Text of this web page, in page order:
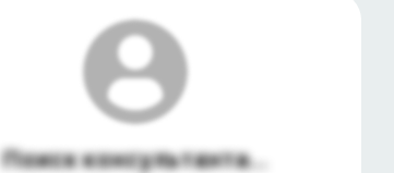
Поиск консультанта...